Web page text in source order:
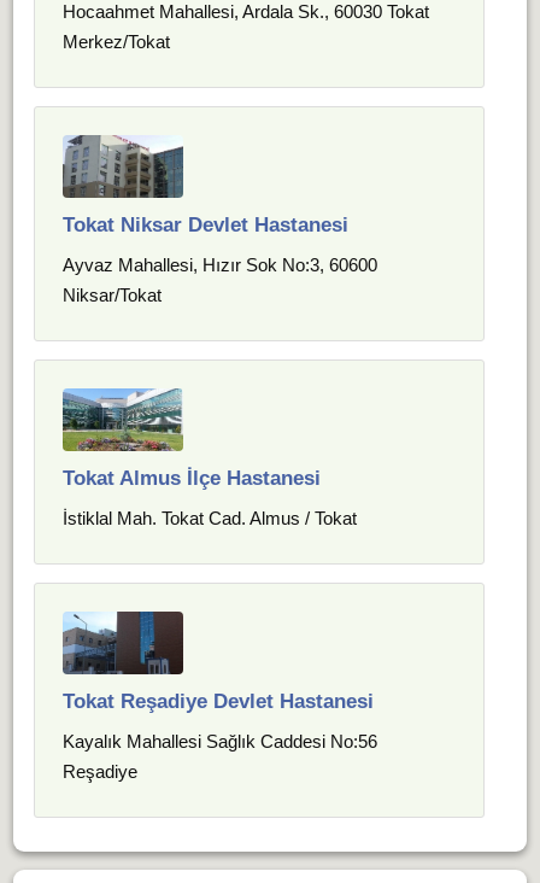
Hocaahmet Mahallesi, Ardala Sk., 60030 Tokat
Merkez/Tokat
Tokat Niksar Devlet Hastanesi
Ayvaz Mahallesi, Hızır Sok No:3, 60600
Niksar/Tokat
Tokat Almus İlçe Hastanesi
İstiklal Mah. Tokat Cad. Almus / Tokat
Tokat Reşadiye Devlet Hastanesi
Kayalık Mahallesi Sağlık Caddesi No:56
Reşadiye